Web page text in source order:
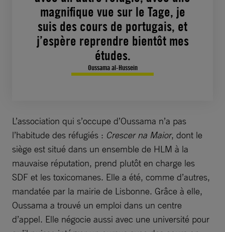
magnifique vue sur le Tage, je
suis des cours de portugais, et
j’espère reprendre bientôt mes
études.
Oussama al-Hussein
L’association qui s’occupe d’Oussama n’a pas
l’habitude des réfugiés : Crescer na Maior, dont le
siège est situé dans un ensemble de HLM à la
mauvaise réputation, prend plutôt en charge les
SDF et les toxicomanes. Elle a été, comme d’autres,
mandatée par la mairie de Lisbonne. Grâce à elle,
Oussama a trouvé un emploi dans un centre
d’appel. Elle négocie aussi avec une université pour